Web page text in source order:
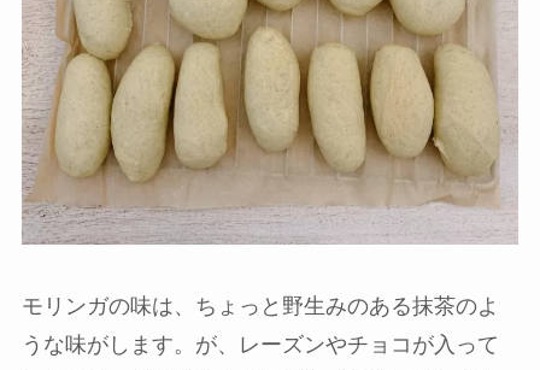
モリンガの味は、ちょっと野生みのある抹茶のよ
うな味がします。が、レーズンやチョコが入って